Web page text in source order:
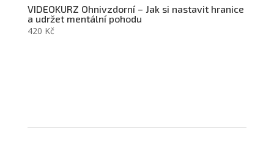
VIDEOKURZ Ohnivzdorní – Jak si nastavit hranice
a udržet mentální pohodu
420 Kč